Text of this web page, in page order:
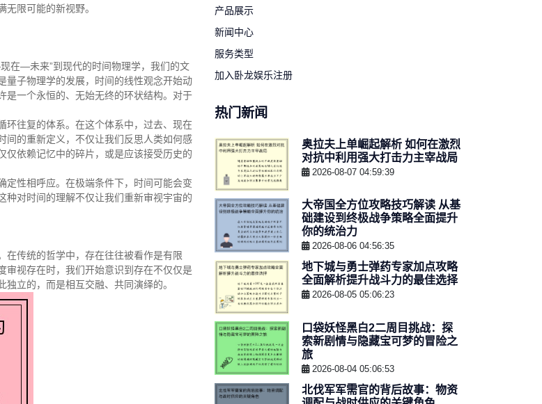
限可能的新视野。
在—未来”到现代的时间物理学，我们的文
量子物理学的发展，时间的线性观念开始动
是一个永恒的、无始无终的环状结构。对于
环往复的体系。在这个体系中，过去、现在
间的重新定义，不仅让我们反思人类如何感
仅依赖记忆中的碎片，或是应该接受历史的
定性相呼应。在极端条件下，时间可能会变
种对时间的理解不仅让我们重新审视宇宙的
在传统的哲学中，存在往往被看作是有限
审视存在时，我们开始意识到存在不仅仅是
立的，而是相互交融、共同演绎的。
产品展示
新闻中心
服务类型
加入卧龙娱乐注册
热门新闻
奥拉夫上单崛起解析 如何在激烈
对抗中利用强大打击力主宰战局
2026-08-07 04:59:39
大帝国全方位攻略技巧解读 从基
础建设到终极战争策略全面提升
你的统治力
2026-08-06 04:56:35
地下城与勇士弹药专家加点攻略
全面解析提升战斗力的最佳选择
2026-08-05 05:06:23
口袋妖怪黑白2二周目挑战：探
索新剧情与隐藏宝可梦的冒险之
旅
2026-08-04 05:06:53
北伐军军需官的背后故事：物资